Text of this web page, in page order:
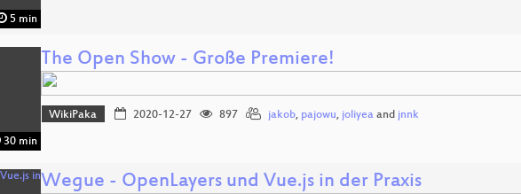
5 min
30 min
The Open Show - Große Premiere!
WikiPaka 2020-12-27 897 jakob, pajowu, joliyeaand jnnk
Wegue - OpenLayers und Vue.js in der Praxis